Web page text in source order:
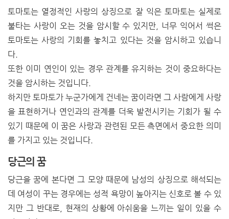
토마토는 열정적인 사랑의 상징으로 잘 익은 토마토는 실제로
불타는 사랑이 오는 것을 암시할 수 있지만, 너무 익어서 썩은
토마토는 사랑의 기회를 놓치고 있다는 것을 암시하고 있습니
다.
또한 이미 연인이 있는 경우 관계를 유지하는 것이 중요하다는
것을 암시하는 것입니다.
하지만 토마토가 누군가에게 건네는 꿈이라면 그 사람에게 사랑
을 표현하거나 연인과의 관계를 더욱 발전시키는 기회가 될 수
있기 때문에 이 꿈은 사랑과 관련된 모든 측면에서 중요한 의미
를 가지고 있는 것입니다.
당근의 꿈
당근을 꿈에 본다면 그 모양 때문에 남성의 상징으로 해석되는
데 여성이 꾸는 경우에는 성적 욕망이 높아지는 신호로 볼 수 있
지만 그 반대로, 현재의 상황에 아쉬움을 느끼는 일이 있을 수